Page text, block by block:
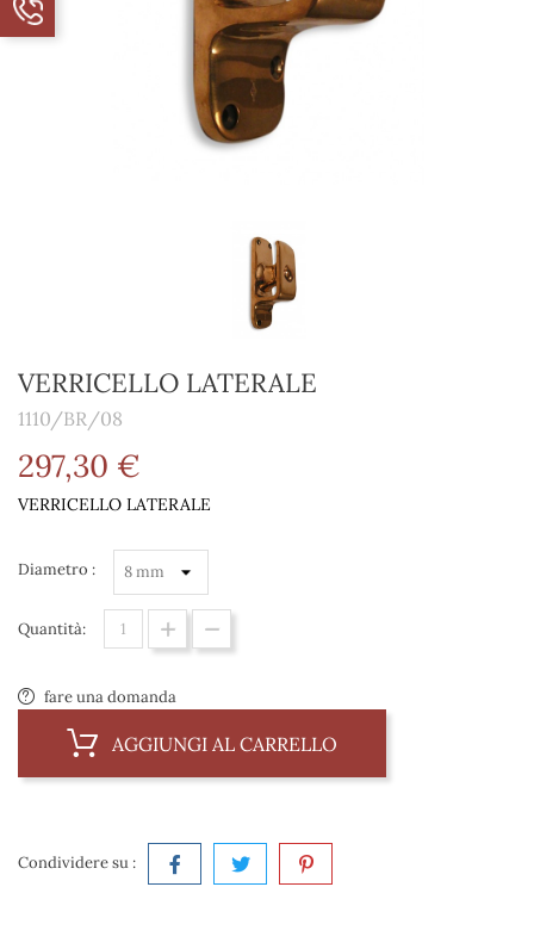
VERRICELLO LATERALE
1110/BR/08
297,30 €
VERRICELLO LATERALE
Diametro :
Quantità:
fare una domanda
AGGIUNGI AL CARRELLO
Condividere su :